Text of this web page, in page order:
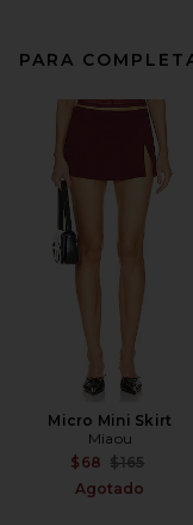
PARA
Micro Mini Skirt
Miaou
$68 Previous
$165
Agotado